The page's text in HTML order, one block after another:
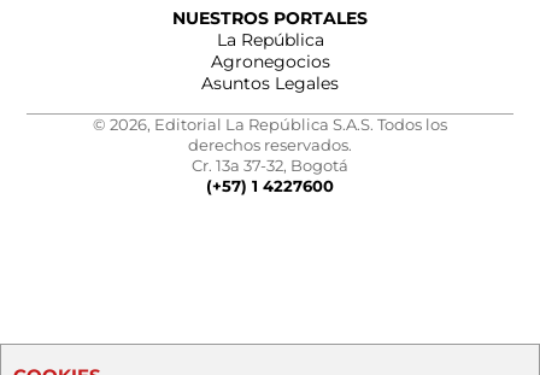
NUESTROS PORTALES
La República
Agronegocios
Asuntos Legales
© 2026, Editorial La República S.A.S. Todos los
derechos reservados.
Cr. 13a 37-32, Bogotá
(+57) 1 4227600